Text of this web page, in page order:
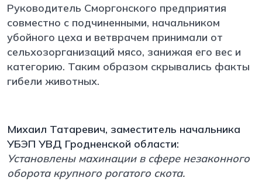
Руководитель Сморгонского предприятия
совместно с подчиненными, начальником
убойного цеха и ветврачем принимали от
сельхозорганизаций мясо, занижая его вес и
категорию. Таким образом скрывались факты
гибели животных.
Михаил Татаревич, заместитель начальника
УБЭП УВД Гродненской области:
Установлены махинации в сфере незаконного
оборота крупного рогатого скота.